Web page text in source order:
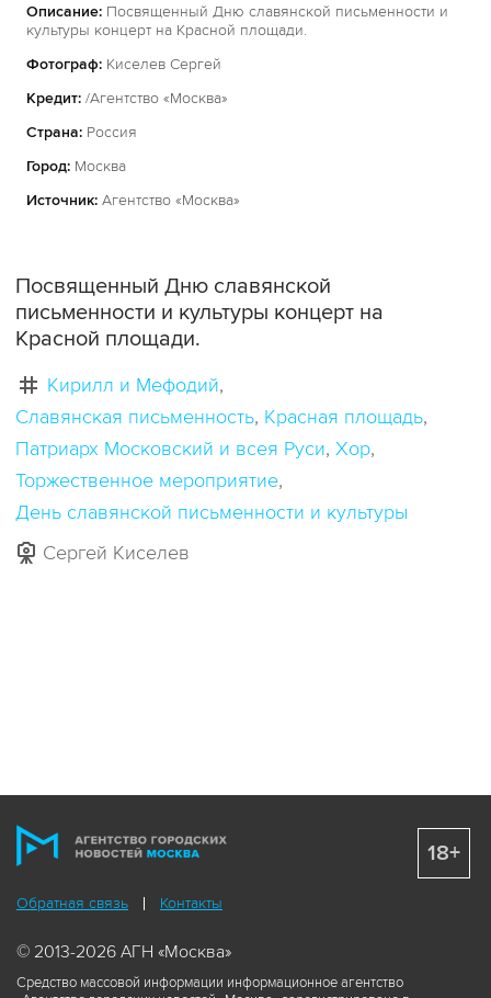
Описание: Посвященный Дню славянской письменности и
культуры концерт на Красной площади.
Фотограф: Киселев Сергей
Кредит: /Агентство «Москва»
Страна: Россия
Город: Москва
Источник: Агентство «Москва»
Посвященный Дню славянской
письменности и культуры концерт на
Красной площади.
Кирилл и Мефодий
Славянская письменность Красная площадь
Патриарх Московский и всея Руси Хор
Торжественное мероприятие
День славянской письменности и культуры
Сергей Киселев
Обратная связь Контакты
© 2013-2026 АГН «Москва»
Средство массовой информации информационное агентство
18+